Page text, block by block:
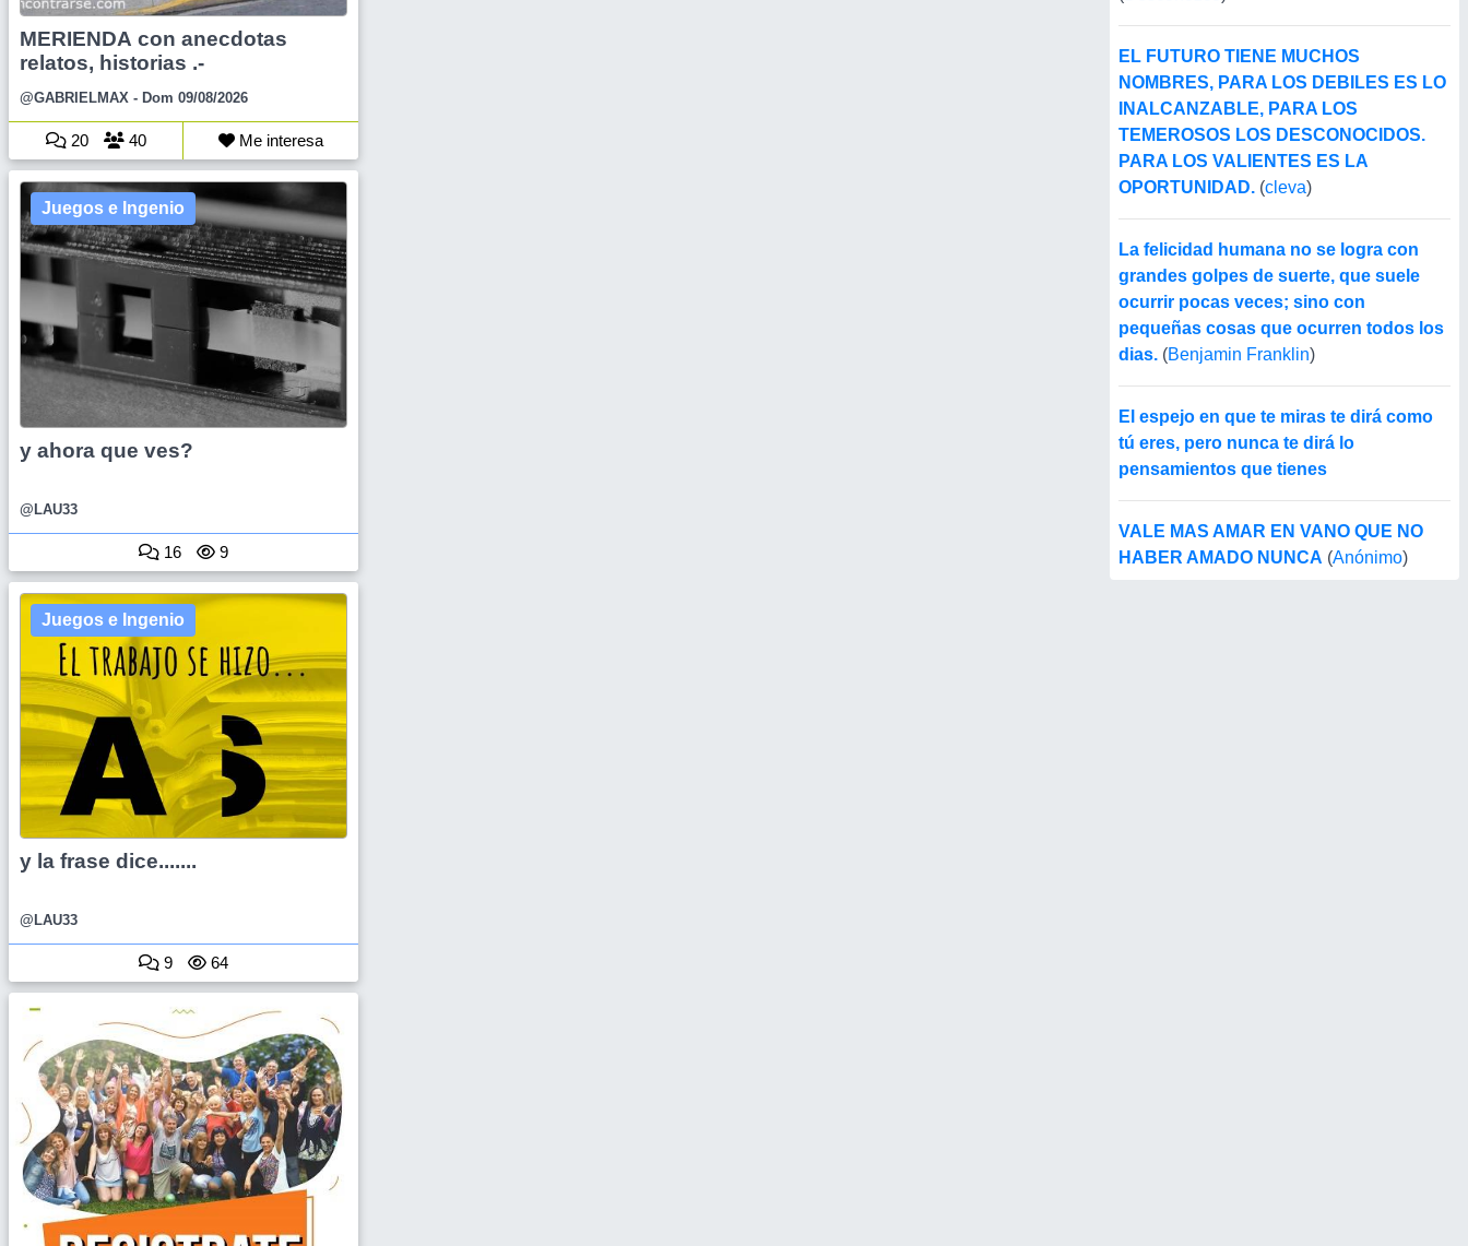
MERIENDA con anecdotas
relatos, historias .-
@GABRIELMAX - Dom 09/08/2026
20 40 Me interesa
Juegos e Ingenio
y ahora que ves?
@LAU33
16 9
Juegos e Ingenio
y la frase dice.......
@LAU33
9 64
EL FUTURO TIENE MUCHOS
NOMBRES, PARA LOS DEBILES ES LO
INALCANZABLE, PARA LOS
TEMEROSOS LOS DESCONOCIDOS.
PARA LOS VALIENTES ES LA
OPORTUNIDAD. (cleva)
La felicidad humana no se logra con
grandes golpes de suerte, que suele
ocurrir pocas veces; sino con
pequeñas cosas que ocurren todos los
dias. (Benjamin Franklin)
El espejo en que te miras te dirá como
tú eres, pero nunca te dirá lo
pensamientos que tienes
VALE MAS AMAR EN VANO QUE NO
HABER AMADO NUNCA (Anónimo)